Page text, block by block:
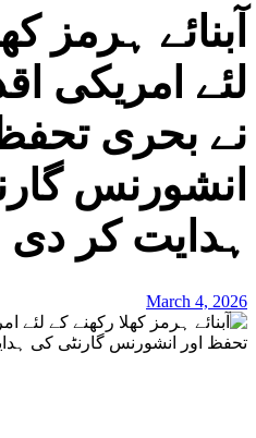
آبنائے ہرمز
لئے امریکی
نے بحری
انشورنس
ہدایت کر دی
March 4, 2026